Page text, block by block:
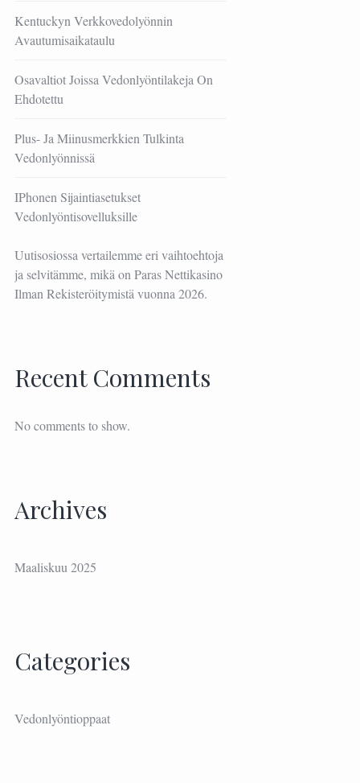
Kentuckyn Verkkovedolyönnin
Avautumisaikataulu
Osavaltiot Joissa Vedonlyöntilakeja On
Ehdotettu
Plus- Ja Miinusmerkkien Tulkinta
Vedonlyönnissä
IPhonen Sijaintiasetukset
Vedonlyöntisovelluksille
Uutisosiossa vertailemme eri vaihtoehtoja
ja selvitämme, mikä on Paras Nettikasino
Ilman Rekisteröitymistä vuonna 2026.
Recent Comments
No comments to show.
Archives
Maaliskuu 2025
Categories
Vedonlyöntioppaat